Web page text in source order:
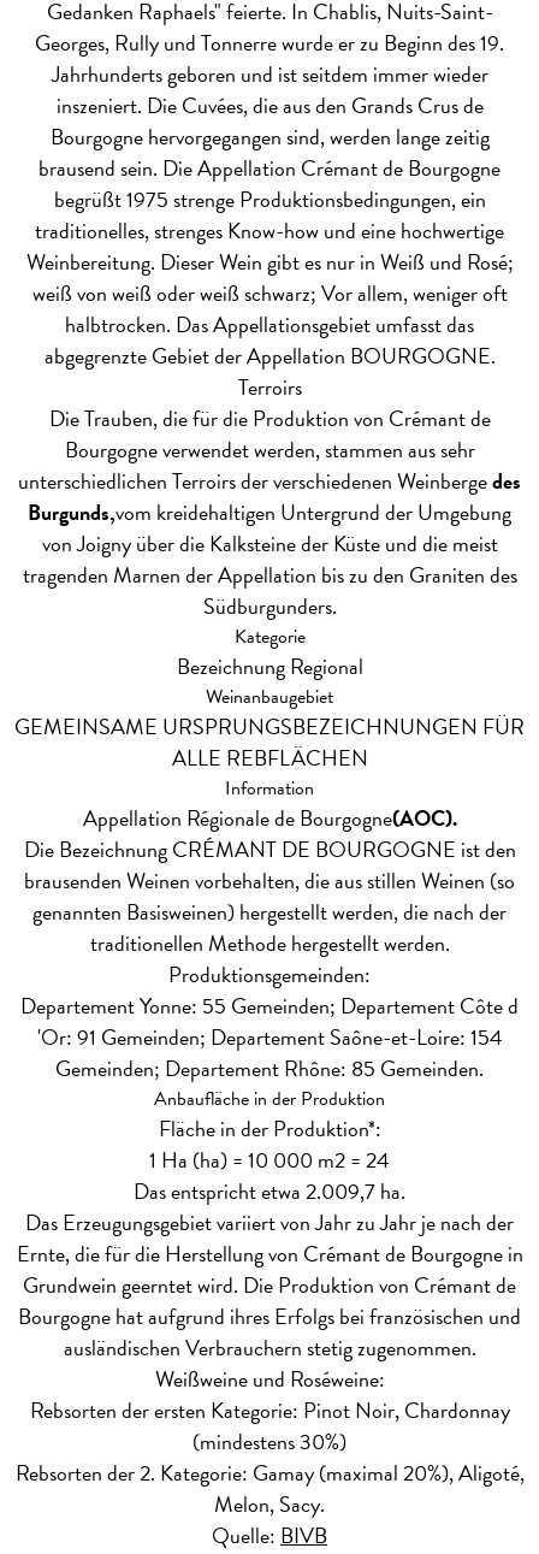
Gedanken Raphaels" feierte. In Chablis, Nuits-Saint-
Georges, Rully und Tonnerre wurde er zu Beginn des 19.
Jahrhunderts geboren und ist seitdem immer wieder
inszeniert. Die Cuvées, die aus den Grands Crus de
Bourgogne hervorgegangen sind, werden lange zeitig
brausend sein. Die Appellation Crémant de Bourgogne
begrüßt 1975 strenge Produktionsbedingungen, ein
traditionelles, strenges Know-how und eine hochwertige
Weinbereitung. Dieser Wein gibt es nur in Weiß und Rosé;
weiß von weiß oder weiß schwarz; Vor allem, weniger oft
halbtrocken. Das Appellationsgebiet umfasst das
abgegrenzte Gebiet der Appellation BOURGOGNE.
Terroirs
Die Trauben, die für die Produktion von Crémant de
Bourgogne verwendet werden, stammen aus sehr
unterschiedlichen Terroirs der verschiedenen Weinbergedes
Burgunds,vom kreidehaltigen Untergrund der Umgebung
von Joigny über die Kalksteine der Küste und die meist
tragenden Marnen der Appellation bis zu den Graniten des
Südburgunders.
Kategorie
Bezeichnung Regional
Weinanbaugebiet
GEMEINSAME URSPRUNGSBEZEICHNUNGEN FÜR
ALLE REBFLÄCHEN
Information
Appellation Régionale de Bourgogne(AOC).
Die Bezeichnung CRÉMANT DE BOURGOGNE ist den
brausenden Weinen vorbehalten, die aus stillen Weinen (so
genannten Basisweinen) hergestellt werden, die nach der
traditionellen Methode hergestellt werden.
Produktionsgemeinden:
Departement Yonne: 55 Gemeinden; Departement Côte d
'Or: 91 Gemeinden; Departement Saône-et-Loire: 154
Gemeinden; Departement Rhône: 85 Gemeinden.
Anbaufläche in der Produktion
Fläche in der Produktion*:
1 Ha (ha) = 10 000 m2 = 24
Das entspricht etwa 2.009,7 ha.
Das Erzeugungsgebiet variiert von Jahr zu Jahr je nach der
Ernte, die für die Herstellung von Crémant de Bourgogne in
Grundwein geerntet wird. Die Produktion von Crémant de
Bourgogne hat aufgrund ihres Erfolgs bei französischen und
ausländischen Verbrauchern stetig zugenommen.
Weißweine und Roséweine:
Rebsorten der ersten Kategorie: Pinot Noir, Chardonnay
(mindestens 30%)
Rebsorten der 2. Kategorie: Gamay (maximal 20%), Aligoté,
Melon, Sacy.
Quelle: BIVB